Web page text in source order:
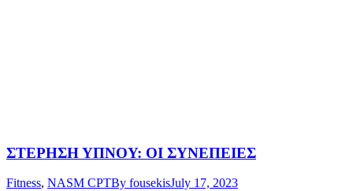
ΣΤΕΡΗΣΗ ΥΠΝΟΥ: ΟΙ ΣΥΝΕΠΕΙΕΣ
Fitness, NASM CPTBy fousekisJuly 17, 2023